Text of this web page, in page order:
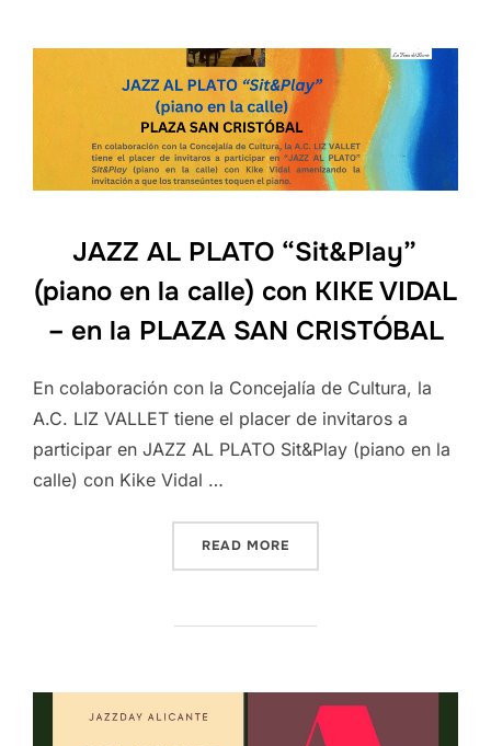
JAZZ AL PLATO “Sit&Play”
(piano en la calle) con KIKE VIDAL
– en la PLAZA SAN CRISTÓBAL
En colaboración con la Concejalía de Cultura, la
A.C. LIZ VALLET tiene el placer de invitaros a
participar en JAZZ AL PLATO Sit&Play (piano en la
calle) con Kike Vidal …
READ MORE